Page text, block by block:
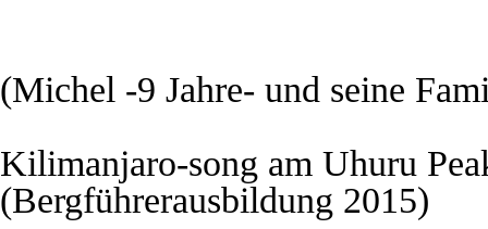
(Michel -9 Jahre- und seine
Kilimanjaro-song am Uhuru
(Bergführerausbildung 2015)